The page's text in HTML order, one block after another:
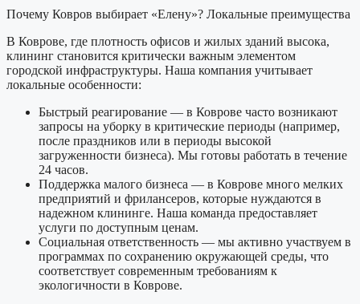
Почему Ковров выбирает «Елену»? Локальные преимущества
В Коврове, где плотность офисов и жилых зданий высока,
клининг становится критически важным элементом
городской инфраструктуры. Наша компания учитывает
локальные особенности:
Быстрый реагирование — в Коврове часто возникают
запросы на уборку в критические периоды (например,
после праздников или в периоды высокой
загруженности бизнеса). Мы готовы работать в течение
24 часов.
Поддержка малого бизнеса — в Коврове много мелких
предприятий и фрилансеров, которые нуждаются в
надежном клининге. Наша команда предоставляет
услуги по доступным ценам.
Социальная ответственность — мы активно участвуем в
программах по сохранению окружающей среды, что
соответствует современным требованиям к
экологичности в Коврове.